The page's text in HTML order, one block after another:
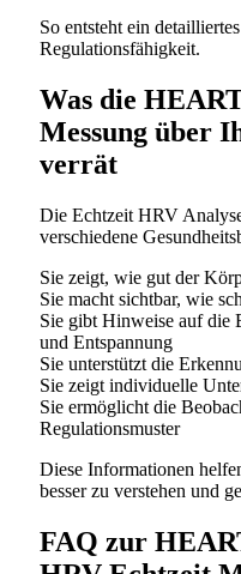
So entsteht ein
Regulationsfähigkeit.
Was die
Messung über
verrät
Die Echtzeit HRV
verschiedene
Sie zeigt, wie gut der
Sie macht sichtbar, wie
Sie gibt Hinweise auf die
und Entspannung
Sie unterstützt die
Sie zeigt individuelle
Sie ermöglicht die
Regulationsmuster
Diese Informationen
besser zu verstehen und
FAQ zur